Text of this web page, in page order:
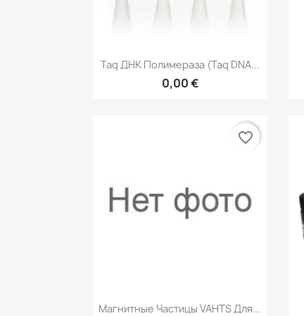
Быстрый просмотр
Taq ДНК Полимераза (Taq DNA...
0,00 €
Быстрый просмотр
Магнитные Частицы VAHTS Для...
favorite_border